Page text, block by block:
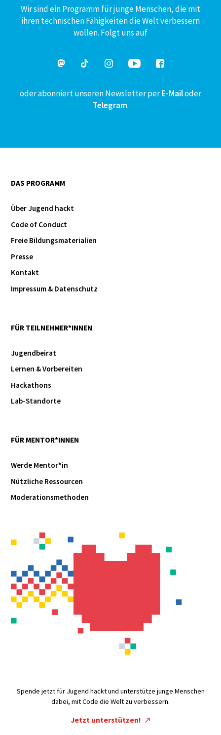
Wir sind ein Programm für junge Menschen, die mit
ihren technischen Fähigkeiten die Welt verbessern
wollen. Folgt uns auf
oder abonniert unseren Newsletter perE-Mailoder
Telegram.
DAS PROGRAMM
Über Jugend hackt
Code of Conduct
Freie Bildungsmaterialien
Presse
Kontakt
Impressum & Datenschutz
FÜR TEILNEHMER*INNEN
Jugendbeirat
Lernen & Vorbereiten
Hackathons
Lab-Standorte
FÜR MENTOR*INNEN
Werde Mentor*in
Nützliche Ressourcen
Moderationsmethoden
Spende jetzt für Jugend hackt und unterstütze junge Menschen
dabei, mit Code die Welt zu verbessern.
Jetzt unterstützen!